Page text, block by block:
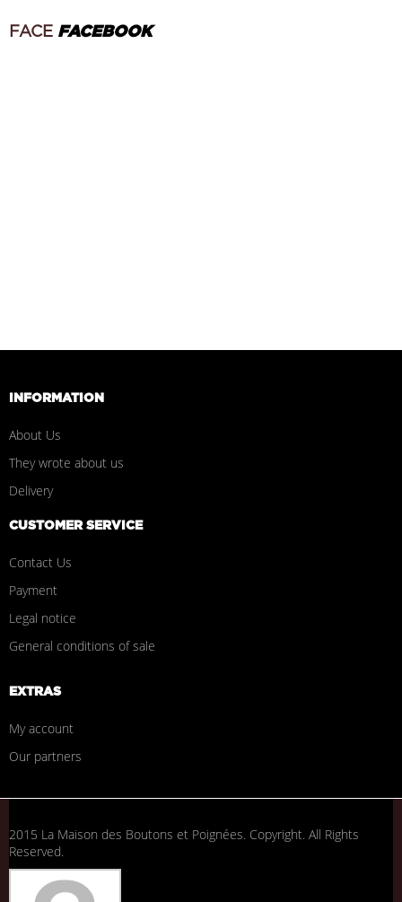
FACE FACEBOOK
INFORMATION
About Us
They wrote about us
Delivery
CUSTOMER SERVICE
Contact Us
Payment
Legal notice
General conditions of sale
EXTRAS
My account
Our partners
2015 La Maison des Boutons et Poignées. Copyright. All Rights
Reserved.